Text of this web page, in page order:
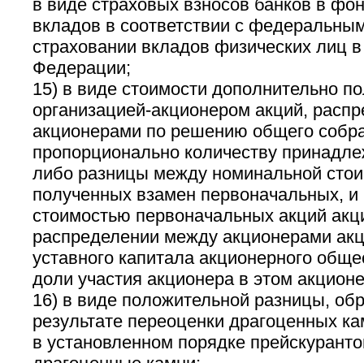
в виде страховых взносов банков в
вкладов в соответствии с
страховании вкладов физических лиц
Федерации;
15) в виде стоимости дополнительно
организацией-акционером акций,
акционерами по решению общего
пропорционально количеству
либо разницы между номинальной
полученных взамен первоначальных,
стоимостью первоначальных акций
распределении между акционерами
уставного капитала акционерного
доли участия акционера в этом
16) в виде положительной разницы,
результате переоценки драгоценных
в установленном порядке